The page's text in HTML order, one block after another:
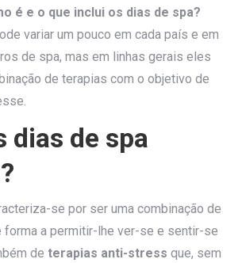
é e o que inclui os dias de spa?
variar um pouco em cada país e em
de spa, mas em linhas gerais eles
de terapias com o objetivo de
dias de spa
se por ser uma combinação de
forma a permitir-lhe ver-se e sentir-se
de terapias anti-stress que, sem